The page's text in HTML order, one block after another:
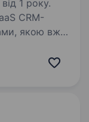
1 року.
CRM-
якою вже